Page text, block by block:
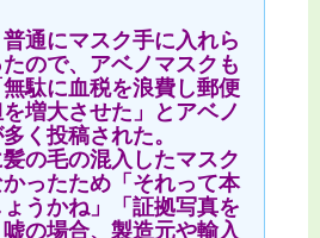
通にマスク手に入れら
ので、アベノマスクも
駄に血税を浪費し郵便
増大させた」とアベノ
く投稿された。
の毛の混入したマスク
ったため「それって本
うかね」「証拠写真を
の場合、製造元や輸入